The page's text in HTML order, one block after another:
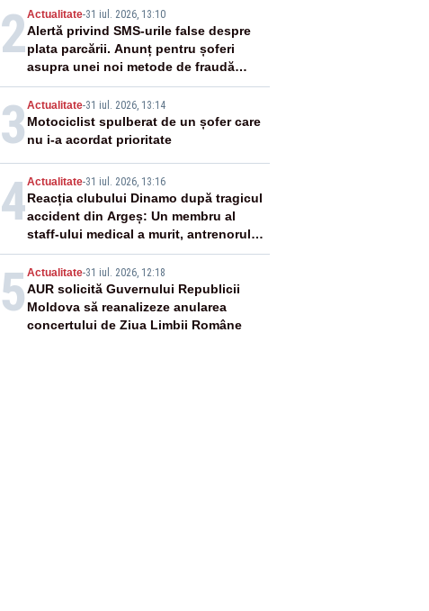
2Actualitate-31 iul. 2026, 13:10
Alertă privind SMS-urile false despre
plata parcării. Anunț pentru șoferi
asupra unei noi metode de fraudă
online
3 Actualitate-31 iul. 2026, 13:14
Motociclist spulberat de un șofer care
nu i-a acordat prioritate
4Actualitate-31 iul. 2026, 13:16
Reacția clubului Dinamo după tragicul
accident din Argeș: Un membru al
staff-ului medical a murit, antrenorul
Adrian Ropotan este în spital
5 Actualitate-31 iul. 2026, 12:18
AUR solicită Guvernului Republicii
Moldova să reanalizeze anularea
concertului de Ziua Limbii Române